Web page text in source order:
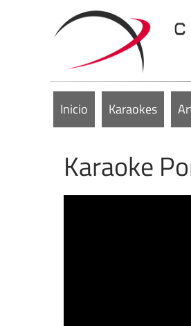
Inicio Karaokes
Karaoke